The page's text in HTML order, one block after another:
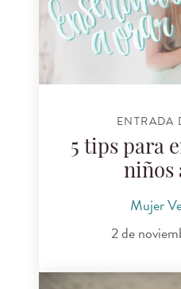
ENTRADA
5 tips para
niños
Mujer
2 de